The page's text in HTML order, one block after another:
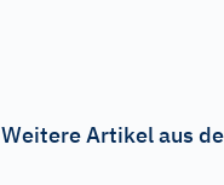
Weitere Artikel aus